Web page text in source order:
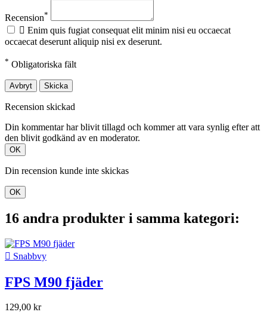
Recension*
 Enim quis fugiat consequat elit minim nisi eu occaecat
occaecat deserunt aliquip nisi ex deserunt.
* Obligatoriska fält
Avbryt Skicka
Recension skickad
Din kommentar har blivit tillagd och kommer att vara synlig efter att
den blivit godkänd av en moderator.
OK
Din recension kunde inte skickas
OK
16 andra produkter i samma kategori:
 Snabbvy
FPS M90 fjäder
129,00 kr